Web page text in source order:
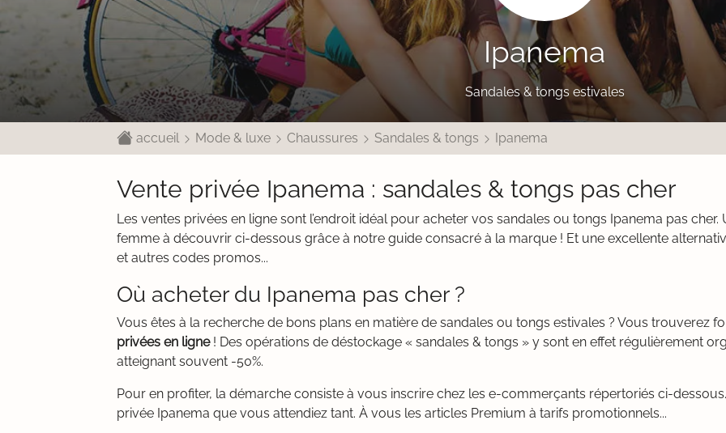
Ipanema
Sandales & tongs estivales
accueil Mode & luxe Chaussures Sandales & tongs Ipanema
Vente privée Ipanema : sandales & tongs pas cher
Les ventes privées en ligne sont l’endroit idéal pour acheter vos sandales ou tongs Ipanema pas
femme à découvrir ci-dessous grâce à notre guide consacré à la marque ! Et une excellente
et autres codes promos...
Où acheter du Ipanema pas cher ?
Vous êtes à la recherche de bons plans en matière de sandales ou tongs estivales ? Vous trouverez
privées en ligne! Des opérations de déstockage « sandales & tongs » y sont en effet régulièrement
atteignant souvent -50%.
Pour en profiter, la démarche consiste à vous inscrire chez les e-commerçants répertoriés ci-
privée Ipanema que vous attendiez tant. À vous les articles Premium à tarifs promotionnels...